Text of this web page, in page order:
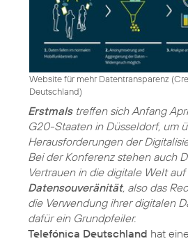
Website für mehr Datentransparenz (
Deutschland)
Erstmalstreffen sich Anfang
G20-Staaten in Düsseldorf, um
Herausforderungen der
Bei der Konferenz stehen auch
Vertrauen in die digitale Welt auf
Datensouveränität, also das
die Verwendung ihrer digitalen
dafür ein Grundpfeiler.
Telefónica Deutschland hat eine